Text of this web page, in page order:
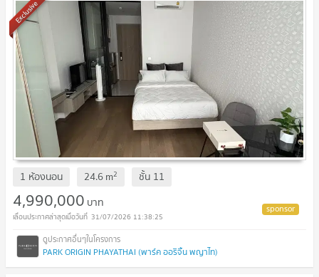
Exclusive
1 ห้องนอน 24.6m2 ชั้น 11
4,990,000 บาท
31/07/2026 11:38:25
PARK ORIGIN PHAYATHAI (พาร์ค ออริจิ้น พญาไท)